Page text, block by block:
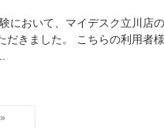
において、マイデスク立川店
だきました。 こちらの利用者